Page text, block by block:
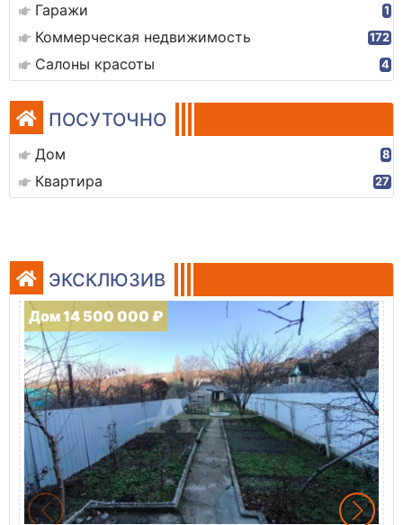
Гаражи 1
Коммерческая недвижимость 172
Салоны красоты 4
ПОСУТОЧНО
Дом 8
Квартира 27
ЭКСКЛЮЗИВ
Дом 14 500 000 ₽